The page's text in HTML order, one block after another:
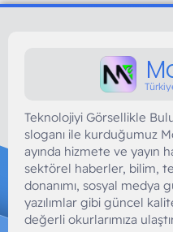
Teknolojiyi Görsellikle
sloganı ile kurduğumuz
ayında hizmete ve yayın
sektörel haberler, bilim,
donanımı, sosyal medya
yazılımlar gibi güncel
değerli okurlarımıza